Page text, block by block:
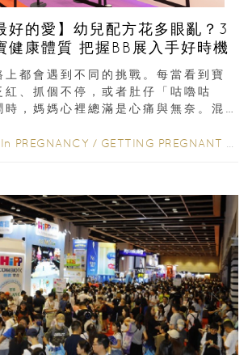
好的愛】幼兒配方花多眼亂？3
健康體質 把握BB展入手好時機
上都會遇到不同的挑戰。每當看到寶
紅、抓個不停，或者肚仔「咕嚕咕
時，媽媽心裡總滿是心痛與無奈。混
In PREGNANCY / GETTING PREGNANT